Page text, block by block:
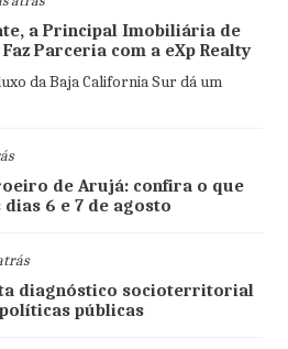
a Principal Imobiliária de
Parceria com a eXp Realty
da Baja California Sur dá um
de Arujá: confira o que
dias 6 e 7 de agosto
diagnóstico socioterritorial
públicas